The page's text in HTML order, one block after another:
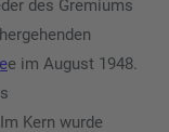
des Gremiums
e im August 1948.
Kern wurde